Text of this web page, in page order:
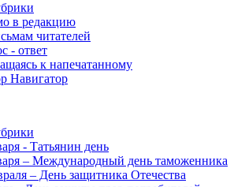
в редакцию
читателей
- ответ
к напечатанному
Навигатор
- Татьянин день
– Международный день таможенника
– День защитника Отечества